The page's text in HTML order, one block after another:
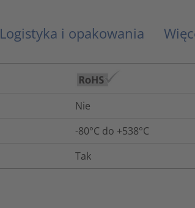
Logistyka i opakowania
Nie
-80°C do +538°C
Tak